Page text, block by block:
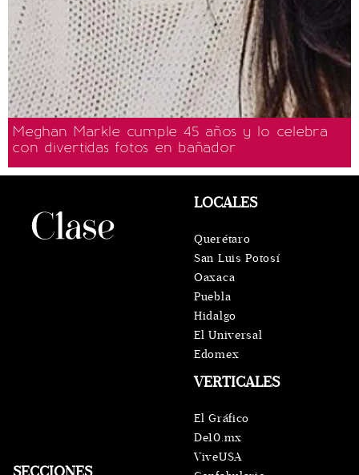
Meghan Markle cumple 45 años y lo celebra
con divertidas fotos en bañador
VERTICALES
El Gráfico
De10.mx
ViveUSA
LOCALES
Querétaro
San Luis Potosí
Oaxaca
Puebla
Hidalgo
El Universal
Edomex